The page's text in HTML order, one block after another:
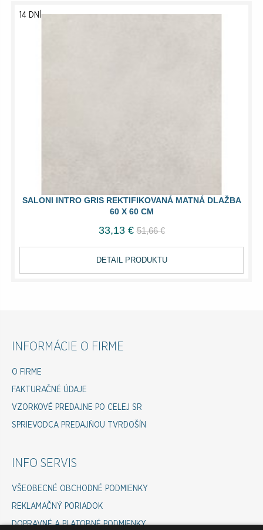
SALONI INTRO GRIS REKTIFIKOVANÁ MATNÁ DLAŽBA
60 X 60 CM
14 DNÍ
33,13 € 51,66 €
DETAIL PRODUKTU
INFORMÁCIE O FIRME
O FIRME
FAKTURAČNÉ ÚDAJE
VZORKOVÉ PREDAJNE PO CELEJ SR
SPRIEVODCA PREDAJŇOU TVRDOŠÍN
INFO SERVIS
VŠEOBECNÉ OBCHODNÉ PODMIENKY
REKLAMAČNÝ PORIADOK
DOPRAVNÉ A PLATOBNÉ PODMIENKY